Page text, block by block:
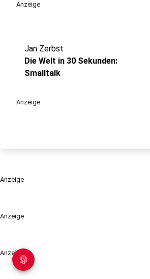
Anzeige
Anzeige
Anzeige
Jan Zerbst
Die Welt in 30 Sekunden:
Smalltalk
Anzeige
Anzeige